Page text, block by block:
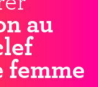
au
femme